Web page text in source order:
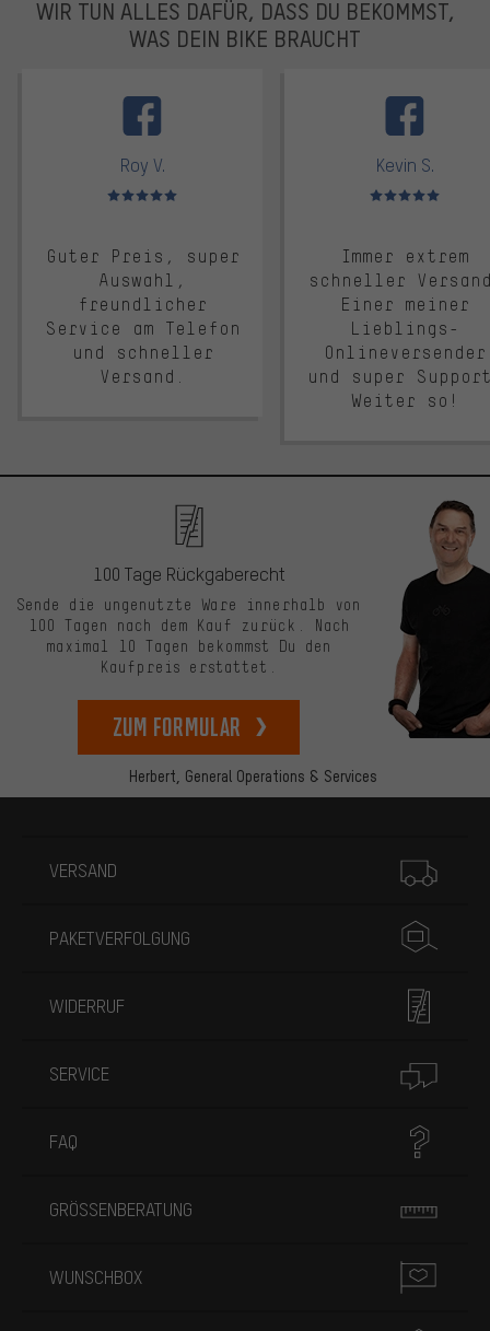
WIR TUN ALLES DAFÜR, DASS DU BEKOMMST,
WAS DEIN BIKE BRAUCHT
Roy V.
Bewertungen: 5 von 5
Guter Preis, super
Auswahl,
freundlicher
Service am Telefon
und schneller
Versand.
Kevin S.
Bewertungen: 5 von 5
Immer extrem
schneller
Einer meiner
Lieblings-
Onlineversender
und super
Weiter so!
Herbert, General Operations & Services
100 Tage Rückgaberecht
Sende die ungenutzte Ware innerhalb von
100 Tagen nach dem Kauf zurück. Nach
maximal 10 Tagen bekommst Du den
Kaufpreis erstattet.
zum Formular
VERSAND
PAKETVERFOLGUNG
WIDERRUF
SERVICE
FAQ
GRÖSSENBERATUNG
WUNSCHBOX